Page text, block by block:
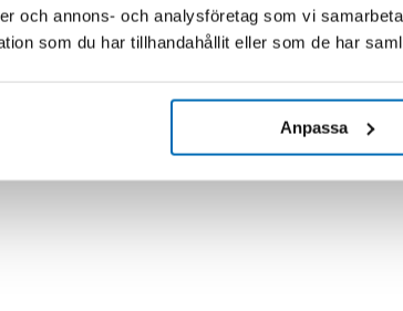
och annons- och analysföretag som vi
som du har tillhandahållit eller som de har
Anpassa